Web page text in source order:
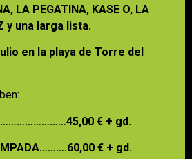
LA PEGATINA, KASE O, LA
y una larga lista.
en la playa de Torre del
€ + gd.
€ + gd.